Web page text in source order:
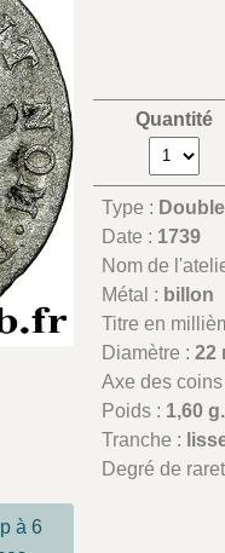
Quantité
Type :
Date : 1739
Nom de
Métal : billon
Titre en
Diamètre :22
Axe des
Poids : 1,60 g.
Tranche :
Degré de
à 6